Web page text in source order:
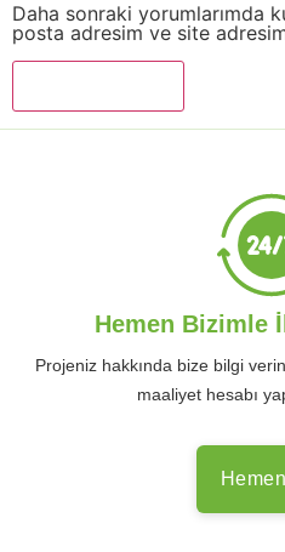
Daha sonraki yorumlarımda
posta adresim ve site
Hemen Bizimle
Projeniz hakkında bize bilgi
maaliyet hesabı